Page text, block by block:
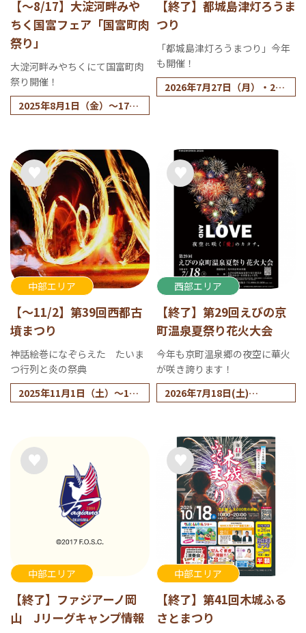
【～8/17】大淀河畔みや
ちく国富フェア「国富町肉
祭り」
大淀河畔みやちくにて国富町肉
祭り開催！
2025年8月1日（金）～17日
【終了】都城島津灯ろうま
つり
「都城島津灯ろうまつり」今年
も開催！
2026年7月27日（月）・28
中部エリア
【～11/2】第39回西都古
墳まつり
神話絵巻になぞらえた たいま
つ行列と炎の祭典
2025年11月1日（土）～11
す。
西部エリア
【終了】第29回えびの京
町温泉夏祭り花火大会
今年も京町温泉郷の夜空に華火
が咲き誇ります！
2026年7月18日(土)
中部エリア
【終了】ファジアーノ岡
山 Jリーグキャンプ情報
中部エリア
【終了】第41回木城ふる
さとまつり